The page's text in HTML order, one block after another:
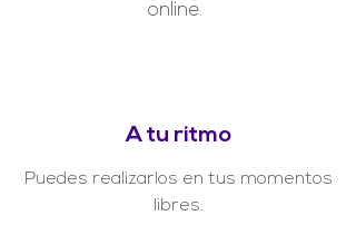
online.
A tu ritmo
Puedes realizarlos en tus momentos
libres.